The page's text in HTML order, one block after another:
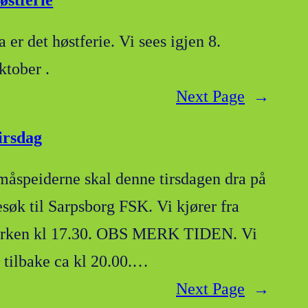
er det høstferie. Vi sees igjen 8.
.
Next Page
→
skal denne tirsdagen dra på
til Sarpsborg FSK. Vi kjører fra
kl 17.30. OBS MERK TIDEN. Vi
tilbake ca kl 20.00.…
Next Page
→